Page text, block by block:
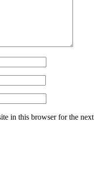
in this browser for the next